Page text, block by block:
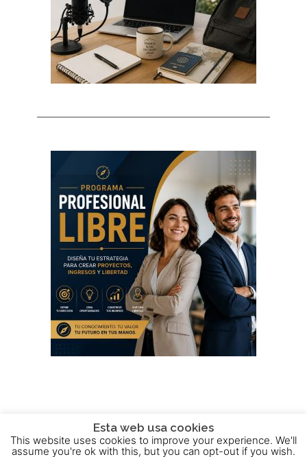
2015 - 2025 © Powered byTheme-Vision
Esta web usa cookies
This website uses cookies to improve your experience. We'll
assume you're ok with this, but you can opt-out if you wish.